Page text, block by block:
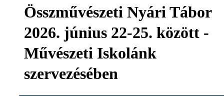
Összművészeti Nyári Tábor
2026. június 22-25. között -
Művészeti Iskolánk
szervezésében